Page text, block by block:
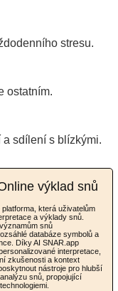
stresu.
ostatním.
sdílení s blízkými.
výklad snů
která uživatelům
a výklady snů.
snů
databáze symbolů a
Díky AI SNAR.app
interpretace,
zkušenosti a kontext
nástroje pro hlubší
snů, propojující